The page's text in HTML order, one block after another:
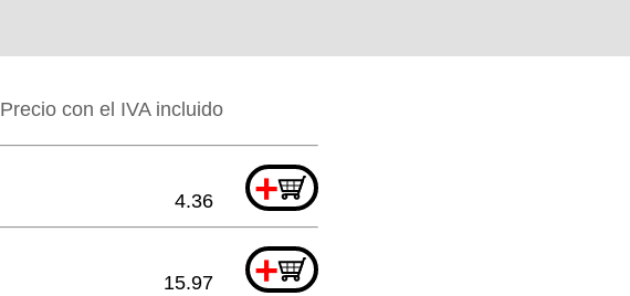
Precio con el IVA incluido
+
4.36
+
15.97